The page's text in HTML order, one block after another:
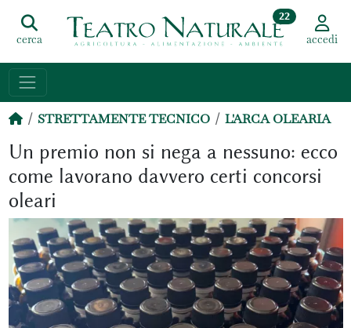
cerca
22
accedi
STRETTAMENTE TECNICO L'ARCA OLEARIA
Un premio non si nega a nessuno: ecco
come lavorano davvero certi concorsi
oleari